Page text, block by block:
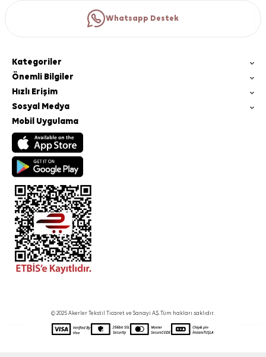
Whatsapp Destek
Kategoriler
Önemli Bilgiler
Hızlı Erişim
Sosyal Medya
Mobil Uygulama
© 2025 Akerler Tekstil Ticaret ve Sanayi A.Ş. Tüm hakları saklıdır.